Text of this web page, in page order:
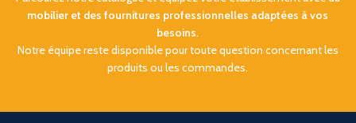
mobilier et des fournitures professionnelles adaptées à vos
besoins.
Notre équipe reste disponible pour toute question concernant les
produits ou les commandes.